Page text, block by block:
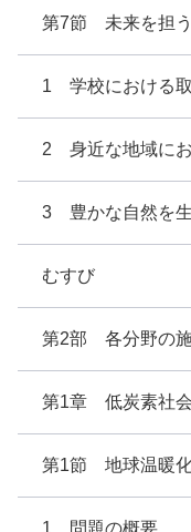
第7節 未来を担う
1 学校における
2 身近な地域に
3 豊かな自然を
むすび
第2部 各分野の
第1章 低炭素社
第1節 地球温暖
1 問題の概要